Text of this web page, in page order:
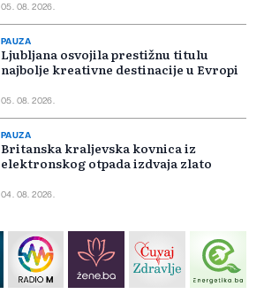
05. 08. 2026.
PAUZA
Ljubljana osvojila prestižnu titulu
najbolje kreativne destinacije u Evropi
05. 08. 2026.
PAUZA
Britanska kraljevska kovnica iz
elektronskog otpada izdvaja zlato
04. 08. 2026.